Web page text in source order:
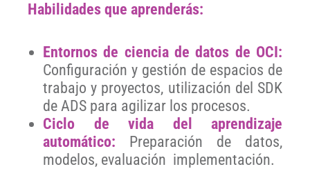
Habilidades que aprenderás:
Entornos de ciencia de datos de OCI:
Configuración y gestión de espacios de
trabajo y proyectos, utilización del SDK
de ADS para agilizar los procesos.
Ciclo de vida del aprendizaje
automático: Preparación de datos,
modelos, evaluación implementación.